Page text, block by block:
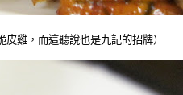
雞，而這聽說也是九記的招牌）